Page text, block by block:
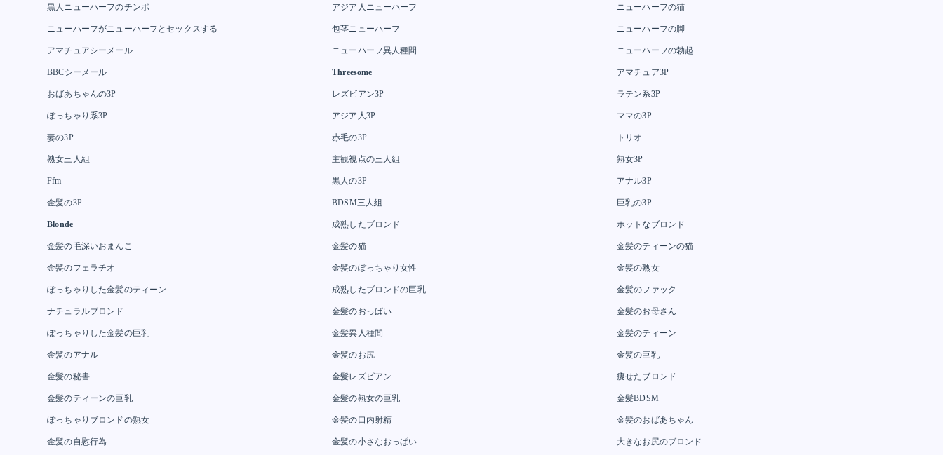
黒人ニューハーフのチンポ アジア人ニューハーフ ニューハーフの猫
ニューハーフがニューハーフとセックスする 包茎ニューハーフ ニューハーフの脚
アマチュアシーメール ニューハーフ異人種間 ニューハーフの勃起
BBCシーメール Threesome アマチュア3P
おばあちゃんの3P レズビアン3P ラテン系3P
ぽっちゃり系3P アジア人3P ママの3P
妻の3P 赤毛の3P トリオ
熟女三人組 主観視点の三人組 熟女3P
Ffm 黒人の3P アナル3P
金髪の3P BDSM三人組 巨乳の3P
Blonde 成熟したブロンド ホットなブロンド
金髪の毛深いおまんこ 金髪の猫 金髪のティーンの猫
金髪のフェラチオ 金髪のぽっちゃり女性 金髪の熟女
ぽっちゃりした金髪のティーン 成熟したブロンドの巨乳 金髪のファック
ナチュラルブロンド 金髪のおっぱい 金髪のお母さん
ぽっちゃりした金髪の巨乳 金髪異人種間 金髪のティーン
金髪のアナル 金髪のお尻 金髪の巨乳
金髪の秘書 金髪レズビアン 痩せたブロンド
金髪のティーンの巨乳 金髪の熟女の巨乳 金髪BDSM
ぽっちゃりブロンドの熟女 金髪の口内射精 金髪のおばあちゃん
金髪の自慰行為 金髪の小さなおっぱい 大きなお尻のブロンド